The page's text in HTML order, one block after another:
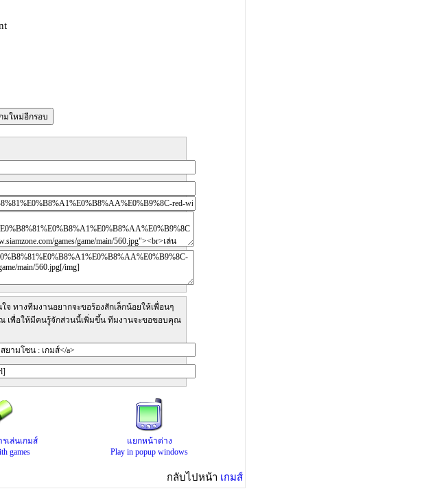
ทางทีมงานอยากจะขอร้องสักเล็กน้อยให้เพื่อนๆ
เพื่อให้มีคนรู้จักส่วนนี้เพิ่มขึ้น ทีมงานจะขอขอบคุณ
เล่นเกมส์
games
แยกหน้าต่าง
Play in popup windows
กลับไปหน้า เกมส์